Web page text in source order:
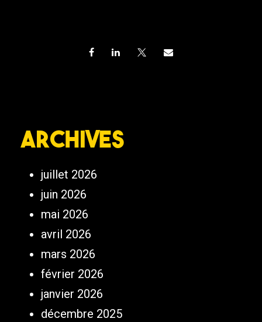
Archives
juillet 2026
juin 2026
mai 2026
avril 2026
mars 2026
février 2026
janvier 2026
décembre 2025